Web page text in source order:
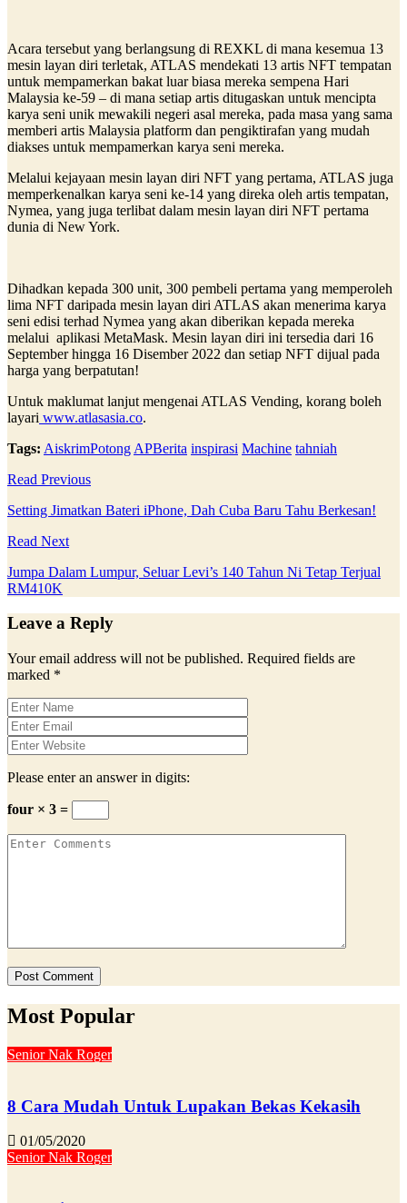
Acara tersebut yang berlangsung di REXKL di mana kesemua 13
mesin layan diri terletak, ATLAS mendekati 13 artis NFT tempatan
untuk mempamerkan bakat luar biasa mereka sempena Hari
Malaysia ke-59 – di mana setiap artis ditugaskan untuk mencipta
karya seni unik mewakili negeri asal mereka, pada masa yang sama
memberi artis Malaysia platform dan pengiktirafan yang mudah
diakses untuk mempamerkan karya seni mereka.
Melalui kejayaan mesin layan diri NFT yang pertama, ATLAS juga
memperkenalkan karya seni ke-14 yang direka oleh artis tempatan,
Nymea, yang juga terlibat dalam mesin layan diri NFT pertama
dunia di New York.
Dihadkan kepada 300 unit, 300 pembeli pertama yang memperoleh
lima NFT daripada mesin layan diri ATLAS akan menerima karya
seni edisi terhad Nymea yang akan diberikan kepada mereka
melalui aplikasi MetaMask. Mesin layan diri ini tersedia dari 16
September hingga 16 Disember 2022 dan setiap NFT dijual pada
harga yang berpatutan!
Untuk maklumat lanjut mengenai ATLAS Vending, korang boleh
layari www.atlasasia.co.
Tags: AiskrimPotong APBerita inspirasi Machine tahniah
Read Previous
Setting Jimatkan Bateri iPhone, Dah Cuba Baru Tahu Berkesan!
Read Next
Jumpa Dalam Lumpur, Seluar Levi’s 140 Tahun Ni Tetap Terjual
RM410K
Leave a Reply
Your email address will not be published. Required fields are
marked *
Please enter an answer in digits:
four × 3 =
Most Popular
Senior Nak Roger
8 Cara Mudah Untuk Lupakan Bekas Kekasih
01/05/2020
Senior Nak Roger